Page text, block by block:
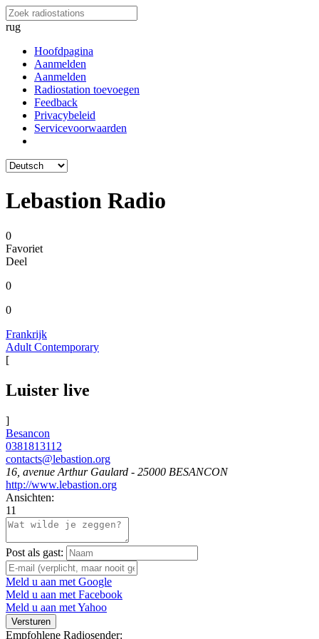
rug
Hoofdpagina
Aanmelden
Aanmelden
Radiostation toevoegen
Feedback
Privacybeleid
Servicevoorwaarden
Lebastion Radio
0
Favoriet
Deel
0
0
Frankrijk
Adult Contemporary
[
Luister live
]
Besancon
0381813112
contacts@lebastion.org
16, avenue Arthur Gaulard - 25000 BESANCON
http://www.lebastion.org
Ansichten:
11
Post als gast:
Meld u aan met Google
Meld u aan met Facebook
Meld u aan met Yahoo
Versturen
Empfohlene Radiosender: